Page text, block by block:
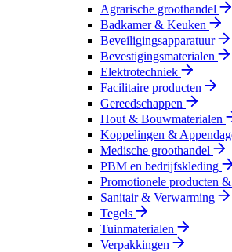
Agrarische groothandel
Badkamer & Keuken
Beveiligingsapparatuur
Bevestigingsmaterialen
Elektrotechniek
Facilitaire producten
Gereedschappen
Hout & Bouwmaterialen
Koppelingen &
Medische groothandel
PBM en bedrijfskleding
Promotionele producten
Sanitair & Verwarming
Tegels
Tuinmaterialen
Verpakkingen